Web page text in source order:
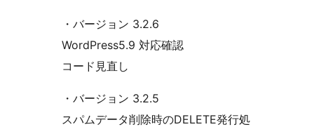
・バージョン 3.2.6
WordPress5.9 対応確認
コード見直し
・バージョン 3.2.5
スパムデータ削除時のDELETE発行処